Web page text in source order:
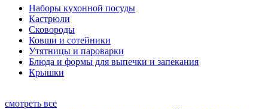
Наборы кухонной посуды
Кастрюли
Сковороды
Ковши и сотейники
Утятницы и пароварки
Блюда и формы для выпечки и запекания
Крышки
смотреть все